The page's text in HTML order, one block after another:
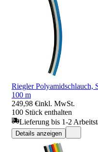
Riegler Polyamidschlauch,
100 m
249,98 €inkl. MwSt.
100 Stück enthalten
Lieferung bis 1-2
Details anzeigen